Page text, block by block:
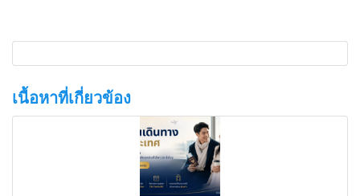
เนื้อหาที่เกี่ยวข้อง